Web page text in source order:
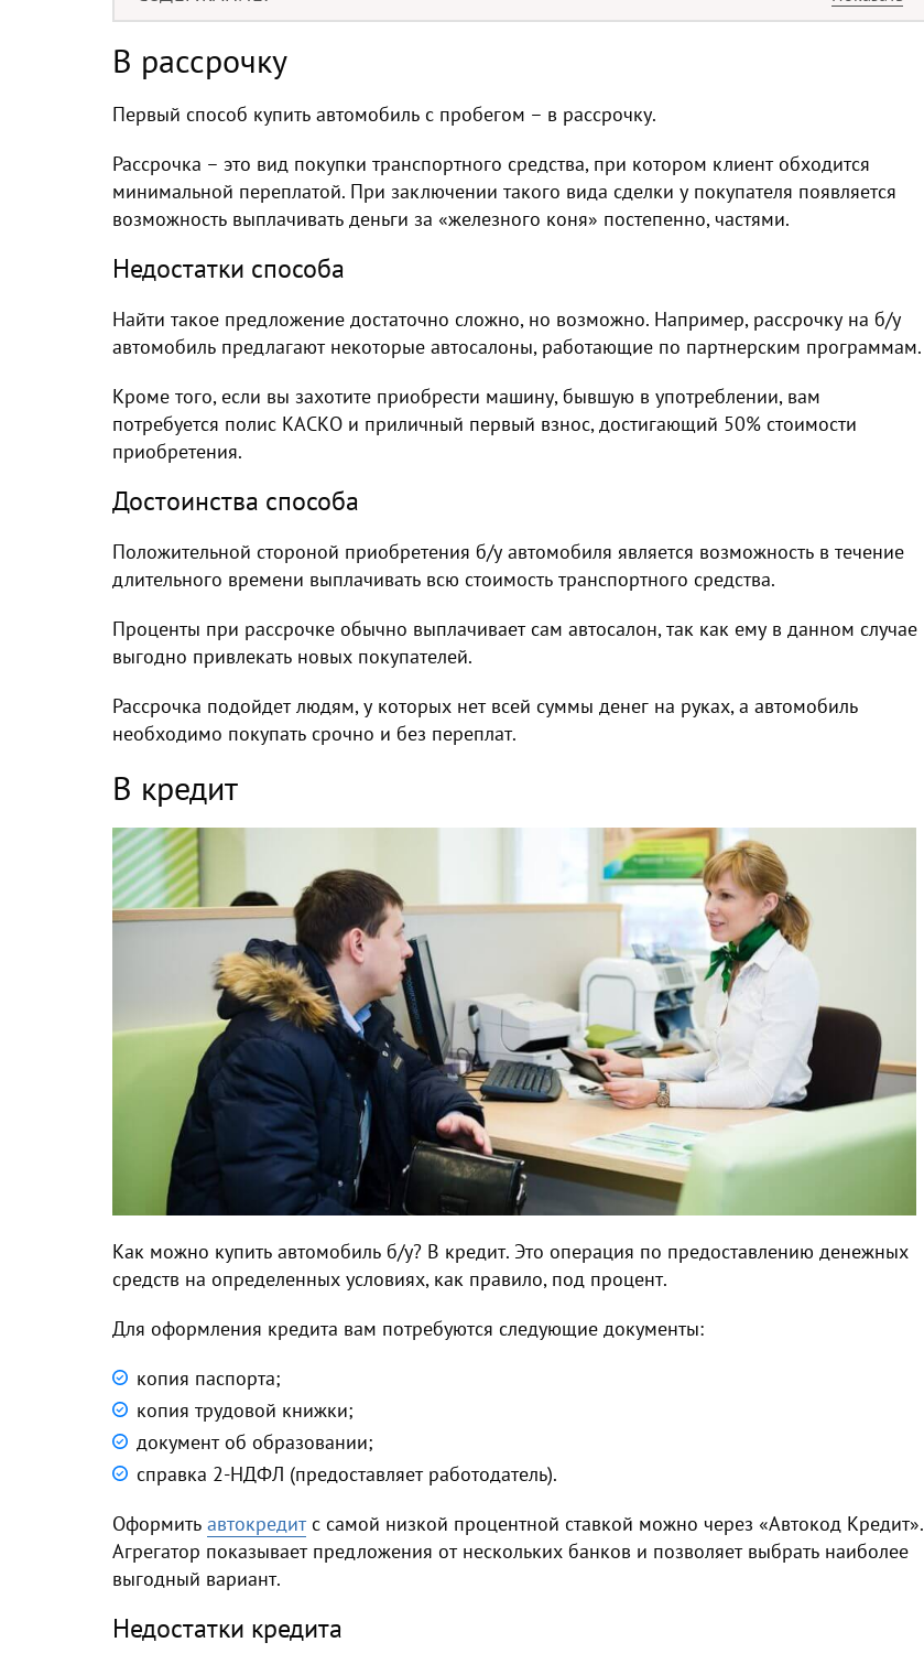
В рассрочку
Первый способ купить автомобиль с пробегом – в рассрочку.
Рассрочка – это вид покупки транспортного средства, при котором клиент обходится
минимальной переплатой. При заключении такого вида сделки у покупателя появляется
возможность выплачивать деньги за «железного коня» постепенно, частями.
Недостатки способа
Найти такое предложение достаточно сложно, но возможно. Например, рассрочку на б/у
автомобиль предлагают некоторые автосалоны, работающие по партнерским программам.
Кроме того, если вы захотите приобрести машину, бывшую в употреблении, вам
потребуется полис КАСКО и приличный первый взнос, достигающий 50% стоимости
приобретения.
Достоинства способа
Положительной стороной приобретения б/у автомобиля является возможность в течение
длительного времени выплачивать всю стоимость транспортного средства.
Проценты при рассрочке обычно выплачивает сам автосалон, так как ему в данном случае
выгодно привлекать новых покупателей.
Рассрочка подойдет людям, у которых нет всей суммы денег на руках, а автомобиль
необходимо покупать срочно и без переплат.
В кредит
Как можно купить автомобиль б/у? В кредит. Это операция по предоставлению денежных
средств на определенных условиях, как правило, под процент.
Для оформления кредита вам потребуются следующие документы:
копия паспорта;
копия трудовой книжки;
документ об образовании;
справка 2-НДФЛ (предоставляет работодатель).
Оформить автокредитс самой низкой процентной ставкой можно через «Автокод Кредит».
Агрегатор показывает предложения от нескольких банков и позволяет выбрать наиболее
выгодный вариант.
Недостатки кредита